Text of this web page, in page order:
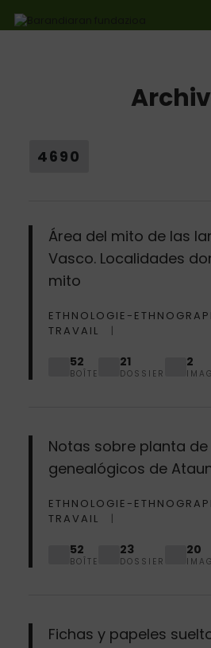
Ir directamente al contenido
4690
Área del mito de las
Vasco. Localidades
mito
ETHNOLOGIE-
TRAVAIL
52
BOÎTE
21
DOSSIER
2
Notas sobre planta
genealógicos de
ETHNOLOGIE-
TRAVAIL
52
BOÎTE
23
DOSSIER
20
Fichas y papeles